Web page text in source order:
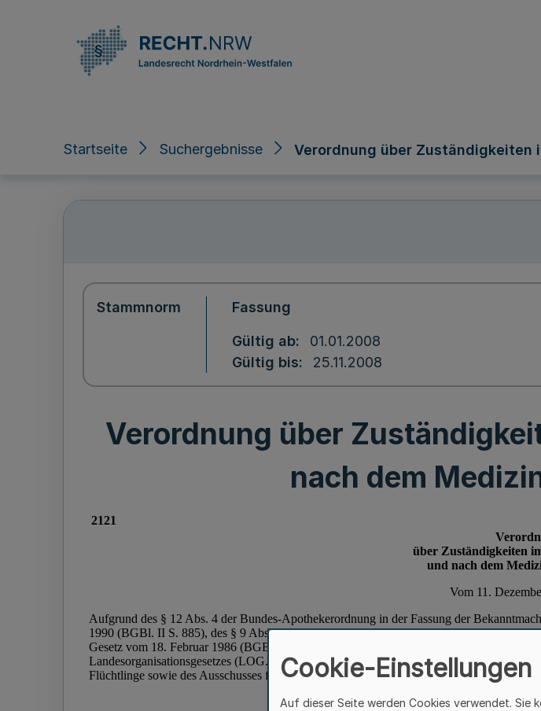
Startseite Suchergebnisse Verordnung über Zuständigkeiten
Stammnorm Fassung
Gültig ab
01.01.2008
Gültig bis
25.11.2008
Verordnung über
nach dem
Cookie-Einstellungen
Auf dieser Seite werden Cookies verwendet. Sie